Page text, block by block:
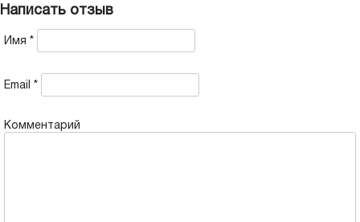
Написать отзыв
Имя *
Email *
Комментарий